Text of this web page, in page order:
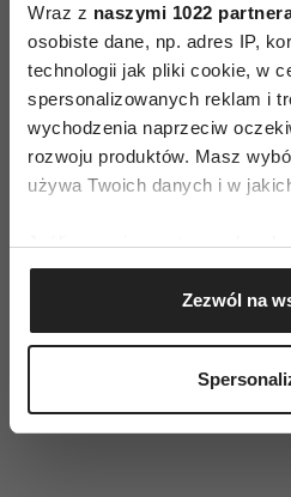
Wraz z naszymi 1022
osobiste dane, np. adres IP,
technologii jak pliki cookie, w
spersonalizowanych reklam i
wychodzenia naprzeciw
rozwoju produktów. Masz
używa Twoich danych i w
Jeśli wyrazisz na to zgodę,
Gromadzić dane
geograficznej z
Identyfikować Twoje
(fingerprinting, czyli
Zezwól na
zależy życie na ziemi. W
jubileuszowej edycji
Przyjacielem Pszczół na
wszystkich do życia w
pożytecznymi owadami i
organizatora programu